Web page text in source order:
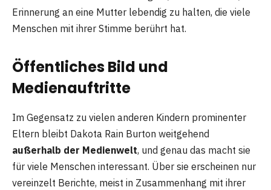
Erinnerung an eine Mutter lebendig zu halten, die viele
Menschen mit ihrer Stimme berührt hat.
Öffentliches Bild und
Medienauftritte
Im Gegensatz zu vielen anderen Kindern prominenter
Eltern bleibt Dakota Rain Burton weitgehend
außerhalb der Medienwelt, und genau das macht sie
für viele Menschen interessant. Über sie erscheinen nur
vereinzelt Berichte, meist in Zusammenhang mit ihrer